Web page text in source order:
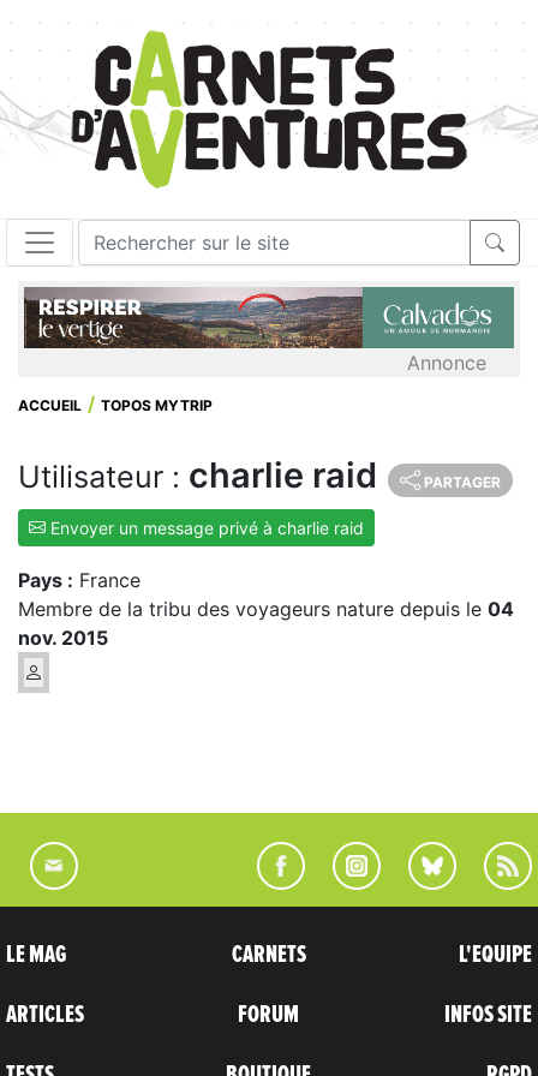
Annonce
ACCUEIL TOPOS MYTRIP
Utilisateur : charlie raid PARTAGER
Envoyer un message privé à charlie raid
Pays : France
Membre de la tribu des voyageurs nature depuis le 04
nov. 2015
LE MAG
ARTICLES
CARNETS
FORUM
L'EQUIPE
INFOS SITE